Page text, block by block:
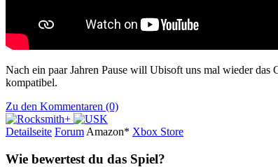
Nach ein paar Jahren Pause will Ubisoft uns mal wieder
kompatibel.
Zu den Kommentaren (0)
Detailseite Forum Amazon* Xbox Store
Wie bewertest du das Spiel?